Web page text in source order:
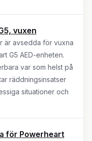
vuxen
är avsedda för vuxna
G5 AED-enheten.
var som helst på
räddningsinsatser
situationer och
för Powerheart